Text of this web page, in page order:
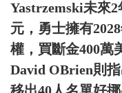
Yastrzemski未來
元，勇士擁有
權，買斷金400萬
David OBrien則